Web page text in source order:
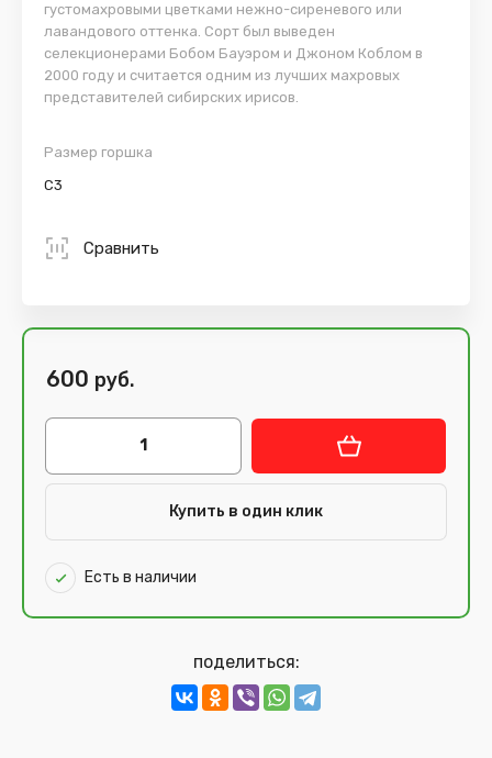
густомахровыми цветками нежно-сиреневого или
лавандового оттенка. Сорт был выведен
селекционерами Бобом Бауэром и Джоном Коблом в
2000 году и считается одним из лучших махровых
представителей сибирских ирисов.
Размер горшка
С3
Сравнить
600 руб.
Купить в один клик
Есть в наличии
поделиться: